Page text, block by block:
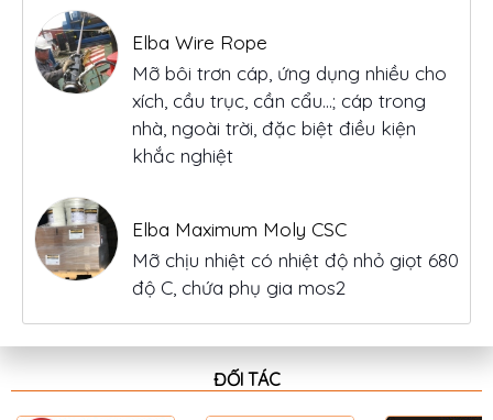
Elba Wire Rope
Mỡ bôi trơn cáp, ứng dụng nhiều cho
xích, cầu trục, cần cẩu…; cáp trong
nhà, ngoài trời, đặc biệt điều kiện
Elba Maximum Moly CSC
Mỡ chịu nhiệt có nhiệt độ nhỏ giọt 680